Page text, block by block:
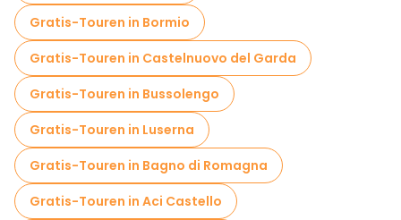
Food-Touren in Palermo
Kostenlose Führungen in der Nähe Massimo Theater
Kostenlose Führungen in der Nähe Quattro Canti
Gratis-Touren in Bormio
Gratis-Touren in Castelnuovo del Garda
Gratis-Touren in Bussolengo
Gratis-Touren in Luserna
Gratis-Touren in Bagno di Romagna
Gratis-Touren in Aci Castello